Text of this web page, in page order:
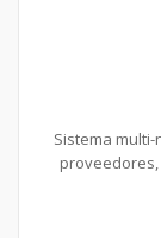
Sistema multi-